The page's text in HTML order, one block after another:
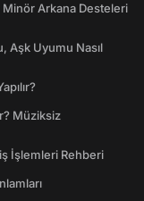
Minör Arkana Desteleri
Aşk Uyumu Nasıl
Müziksiz
İşlemleri Rehberi